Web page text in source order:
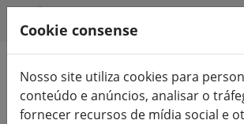
Pesquisar produtos
Cookie consense
Nosso site utiliza cookies para
conteúdo e anúncios, analisar o
fornecer recursos de mídia social e